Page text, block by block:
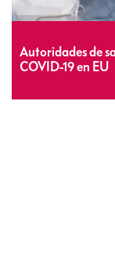
Autoridades de
COVID-19 en EU